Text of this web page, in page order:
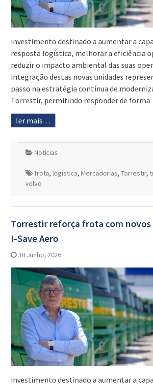
investimento destinado a aumentar a
resposta logística, melhorar a eficiência
reduzir o impacto ambiental das suas
integração destas novas unidades
passo na estratégia contínua de
Torrestir, permitindo responder de forma
ler mais…
Notícias
frota, logística, Mercadorias, Torrestir,
volvo
Torrestir reforça frota com novos
I-Save Aero
30 Junho, 2026
investimento destinado a aumentar a